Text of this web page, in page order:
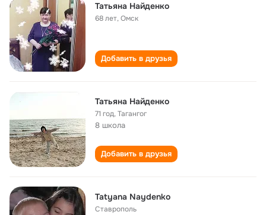
Татьяна Найденко
68 лет,Омск
Добавить в друзья
Татьяна Найденко
71 год,Тагангог
8 школа
Добавить в друзья
Tatyana Naydenko
Ставрополь